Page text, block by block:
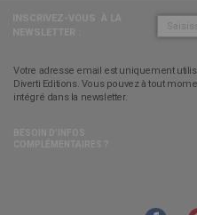
Votre adresse email est uniquement
Diverti Editions. Vous pouvez à tout
intégré dans la newsletter.